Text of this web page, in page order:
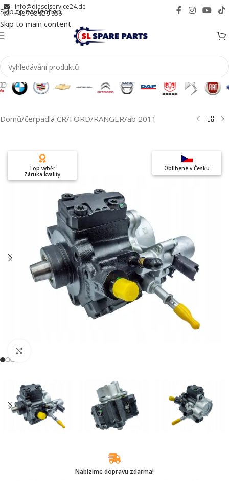
Skip to navigation
Skip to main content
info@dieselservice24.de
+48 798 956 956
Domů/čerpadla CR/FORD/RANGER/ab 2011
Oblíbené v Česku
Top výběr
Záruka kvality
Nabízíme dopravu zdarma!